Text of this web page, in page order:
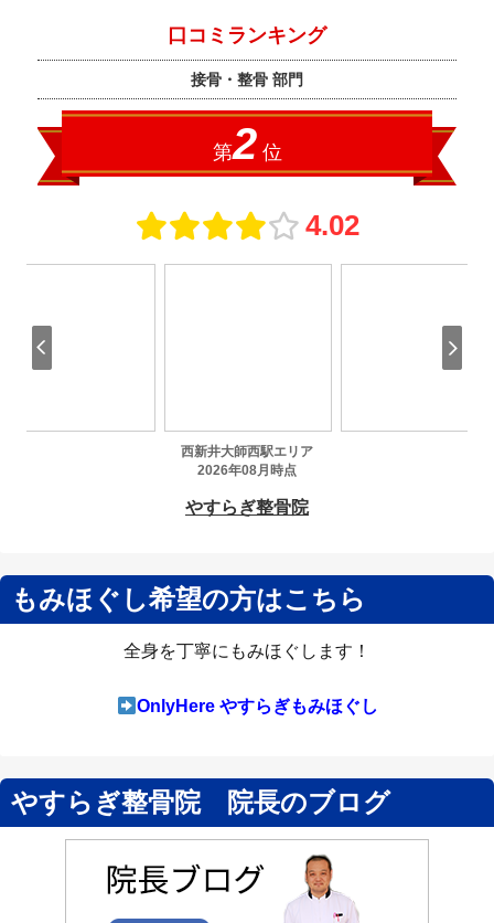
もみほぐし希望の方はこちら
全身を丁寧にもみほぐします！
OnlyHere やすらぎもみほぐし
やすらぎ整骨院 院長のブログ